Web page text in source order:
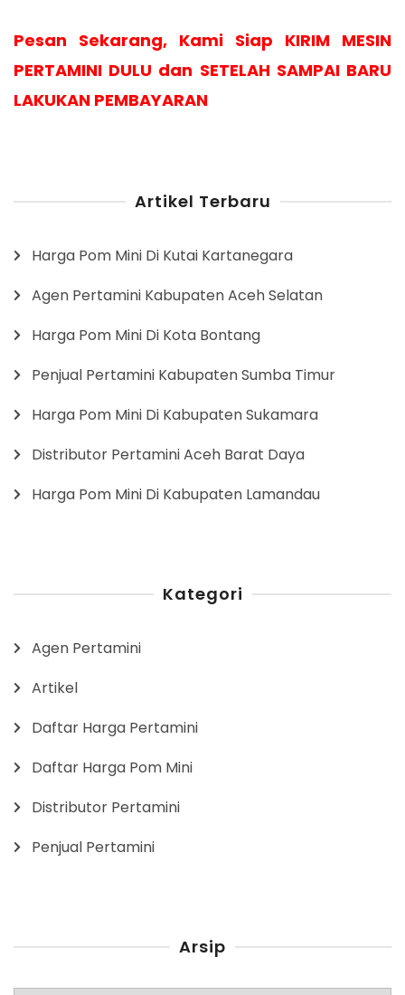
Pesan Sekarang, Kami Siap KIRIM MESIN
PERTAMINI DULU dan SETELAH SAMPAI BARU
LAKUKAN PEMBAYARAN
Artikel Terbaru
Harga Pom Mini Di Kutai Kartanegara
Agen Pertamini Kabupaten Aceh Selatan
Harga Pom Mini Di Kota Bontang
Penjual Pertamini Kabupaten Sumba Timur
Harga Pom Mini Di Kabupaten Sukamara
Distributor Pertamini Aceh Barat Daya
Harga Pom Mini Di Kabupaten Lamandau
Kategori
Agen Pertamini
Artikel
Daftar Harga Pertamini
Daftar Harga Pom Mini
Distributor Pertamini
Penjual Pertamini
Arsip